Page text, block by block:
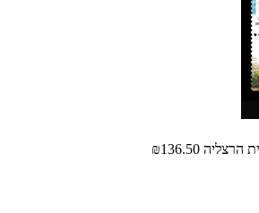
₪136.50